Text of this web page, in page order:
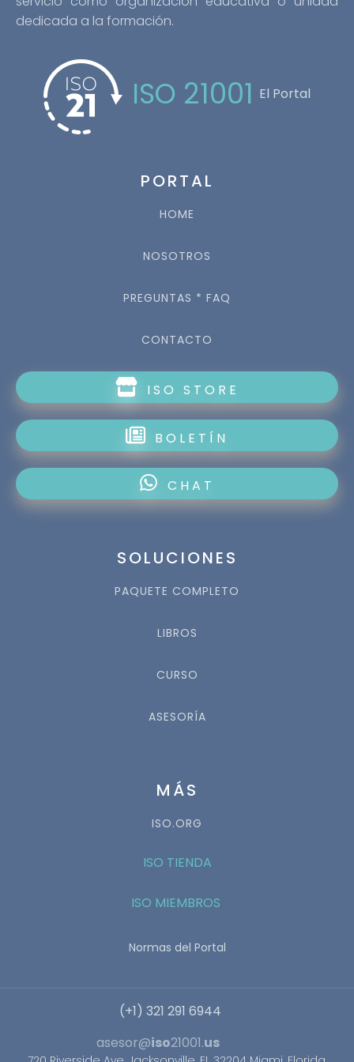
dedicada a la formación.
ISO 21001 El Portal
PORTAL
HOME
NOSOTROS
PREGUNTAS * FAQ
CONTACTO
ISO STORE
BOLETÍN
CHAT
SOLUCIONES
PAQUETE COMPLETO
LIBROS
CURSO
ASESORÍA
MÁS
ISO.ORG
ISO TIENDA
ISO MIEMBROS
Normas del Portal
(+1) 321 291 6944
asesor@iso21001.us